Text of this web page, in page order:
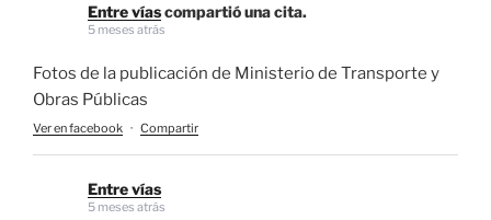
Entre víascompartió una cita.
5 meses atrás
Fotos de la publicación de Ministerio de Transporte y
Obras Públicas
Ver en facebook · Compartir
Entre vías
5 meses atrás